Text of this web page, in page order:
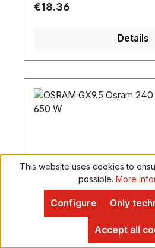
Regular price:
€18.36
Details
OSRAM GX9.5 Osram
240 V 650 W
This website uses cookies to
possible. More
Only
Configure
Accept all